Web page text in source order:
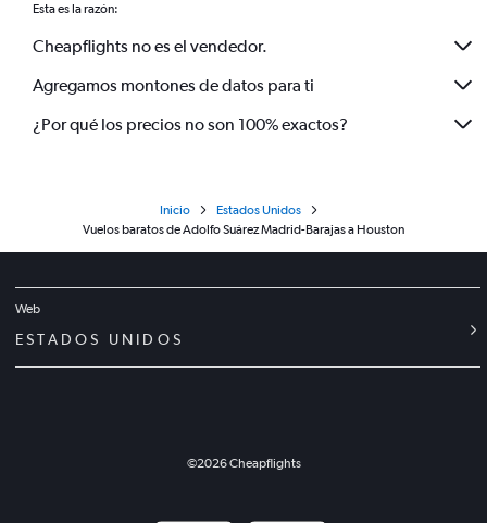
Esta es la razón:
Cheapflights no es el vendedor.
Agregamos montones de datos para ti
¿Por qué los precios no son 100% exactos?
Inicio
Estados Unidos
Vuelos baratos de Adolfo Suárez Madrid-Barajas a Houston
Web
ESTADOS UNIDOS
©2026Cheapflights